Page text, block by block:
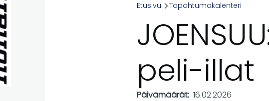
Breadcrumb
Etusivu Tapahtumakalenteri
peli-illat
Päivämäärät 16.02.2026